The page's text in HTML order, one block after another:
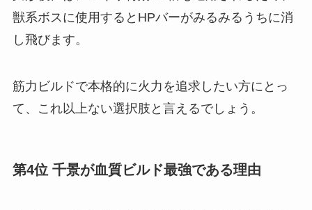
獣系ボスに使用するとHPバーがみるみるうちに消
し飛びます。
筋力ビルドで本格的に火力を追求したい方にとっ
て、これ以上ない選択肢と言えるでしょう。
第4位 千景が血質ビルド最強である理由